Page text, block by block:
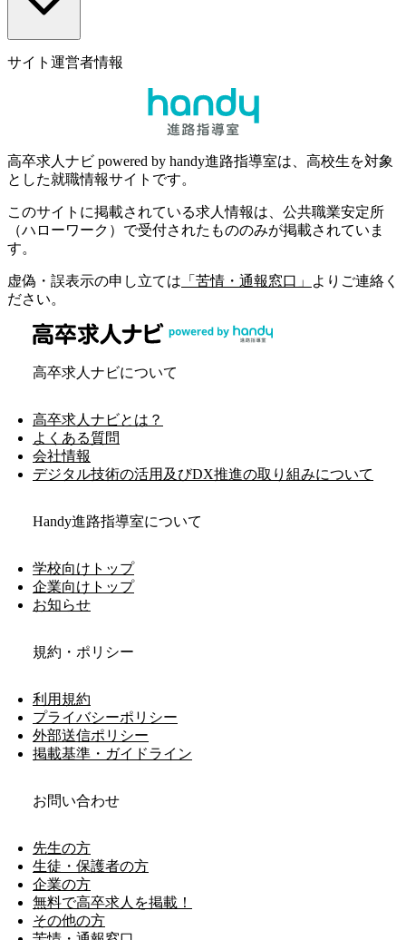
サイト運営者情報
高卒求人ナビ powered by handy進路指導室は、高校生を対象
とした就職情報サイトです。
このサイトに掲載されている求人情報は、公共職業安定所
（ハローワーク）で受付されたもののみが掲載されていま
す。
虚偽・誤表示の申し立ては 「苦情・通報窓口」
よりご連絡く
ださい。
高卒求人ナビについて
高卒求人ナビとは？
よくある質問
会社情報
デジタル技術の活用及びDX推進の取り組みについて
Handy進路指導室について
学校向けトップ
企業向けトップ
お知らせ
規約・ポリシー
利用規約
プライバシーポリシー
外部送信ポリシー
掲載基準・ガイドライン
お問い合わせ
先生の方
生徒・保護者の方
企業の方
無料で高卒求人を掲載！
その他の方